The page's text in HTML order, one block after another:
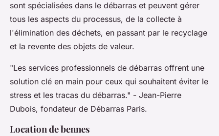
sont spécialisées dans le débarras et peuvent gérer
tous les aspects du processus, de la collecte à
l'élimination des déchets, en passant par le recyclage
et la revente des objets de valeur.
"Les services professionnels de débarras offrent une
solution clé en main pour ceux qui souhaitent éviter le
stress et les tracas du débarras." - Jean-Pierre
Dubois, fondateur de Débarras Paris.
Location de bennes